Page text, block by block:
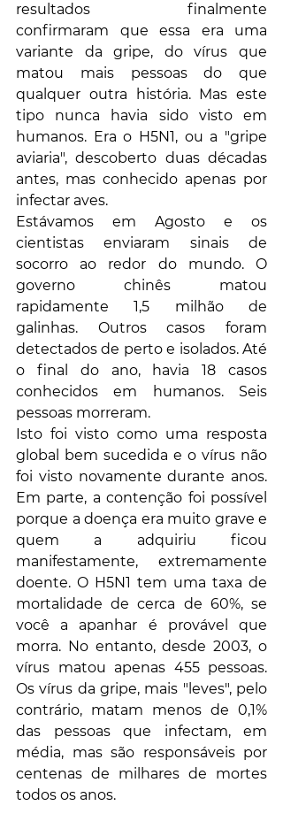
resultados finalmente
confirmaram que essa era uma
variante da gripe, do vírus que
matou mais pessoas do que
qualquer outra história. Mas este
tipo nunca havia sido visto em
humanos. Era o H5N1, ou a "gripe
aviaria", descoberto duas décadas
antes, mas conhecido apenas por
infectar aves.
Estávamos em Agosto e os
cientistas enviaram sinais de
socorro ao redor do mundo. O
governo chinês matou
rapidamente 1,5 milhão de
galinhas. Outros casos foram
detectados de perto e isolados. Até
o final do ano, havia 18 casos
conhecidos em humanos. Seis
pessoas morreram.
Isto foi visto como uma resposta
global bem sucedida e o vírus não
foi visto novamente durante anos.
Em parte, a contenção foi possível
porque a doença era muito grave e
quem a adquiriu ficou
manifestamente, extremamente
doente. O H5N1 tem uma taxa de
mortalidade de cerca de 60%, se
você a apanhar é provável que
morra. No entanto, desde 2003, o
vírus matou apenas 455 pessoas.
Os vírus da gripe, mais "leves", pelo
contrário, matam menos de 0,1%
das pessoas que infectam, em
média, mas são responsáveis ​​por
centenas de milhares de mortes
todos os anos.